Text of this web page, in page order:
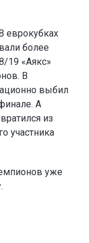
еврокубках
более
19 «Аякс»
В
выбил
А
из
участника
уже